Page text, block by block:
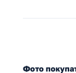
Фото